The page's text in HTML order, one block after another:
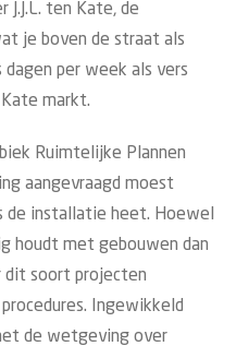
J.J.L. ten Kate, de
je boven de straat als
per week als vers
markt.
Ruimtelijke Plannen
aangevraagd moest
de installatie heet. Hoewel
houdt met gebouwen dan
dit soort projecten
Ingewikkeld
de wetgeving over